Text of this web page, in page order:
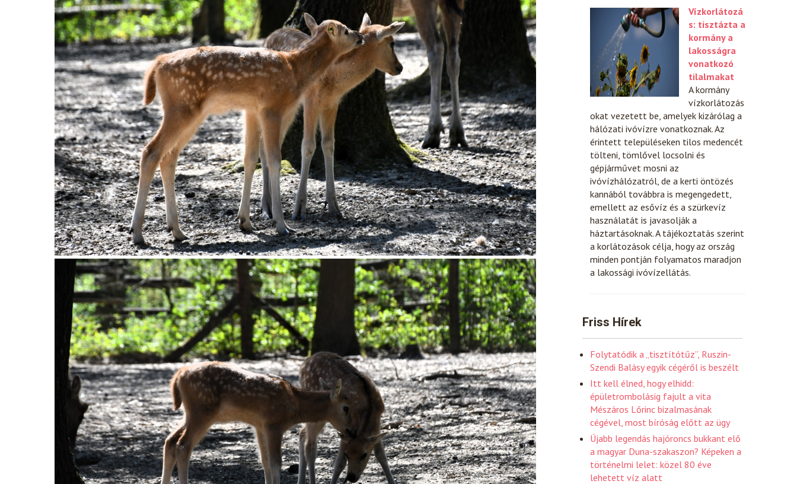
Vízkorlátozá
s: tisztázta a
kormány a
lakosságra
vonatkozó
tilalmakat
A kormány
vízkorlátozás
okat vezetett be, amelyek kizárólag a
hálózati ivóvízre vonatkoznak. Az
érintett településeken tilos medencét
tölteni, tömlővel locsolni és
gépjárművet mosni az
ivóvízhálózatról, de a kerti öntözés
kannából továbbra is megengedett,
emellett az esővíz és a szürkevíz
használatát is javasolják a
háztartásoknak. A tájékoztatás szerint
a korlátozások célja, hogy az ország
minden pontján folyamatos maradjon
a lakossági ivóvízellátás.
Friss Hírek
Folytatódik a „tisztítótűz”, Ruszin-
Szendi Balásy egyik cégéről is beszélt
Itt kell élned, hogy elhidd:
épületrombolásig fajult a vita
Mészáros Lőrinc bizalmasának
cégével, most bíróság előtt az ügy
Újabb legendás hajóroncs bukkant elő
a magyar Duna-szakaszon? Képeken a
történelmi lelet: közel 80 éve
lehetett víz alatt